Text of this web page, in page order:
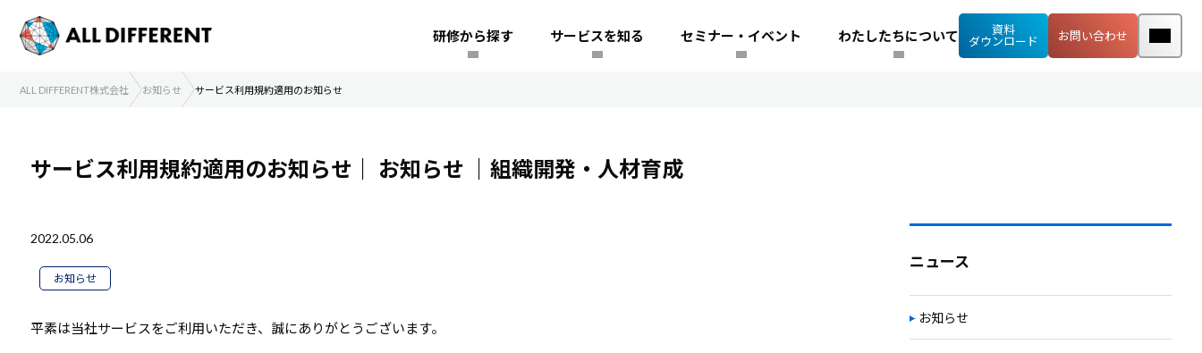
研修から探す サービスを知る セミナー・イベント わたしたちについて
資料
ダウンロード
お問い合わせ
ALL DIFFERENT株式会社 お知らせ サービス利用規約適用のお知らせ
サービス利用規約適用のお知らせ｜ お知らせ ｜組織開発・人材育成
2022.05.06
お知らせ
平素は当社サービスをご利用いただき、誠にありがとうございます。
ニュース
お知らせ